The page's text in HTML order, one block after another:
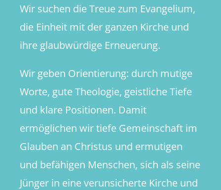
Wir suchen die Treue zum Evangelium,
die Einheit mit der ganzen Kirche und
ihre glaubwürdige Erneuerung.
Wir geben Orientierung: durch mutige
Worte, gute Theologie, geistliche Tiefe
und klare Positionen. Damit
ermöglichen wir tiefe Gemeinschaft im
Glauben an Christus und ermutigen
und befähigen Menschen, sich als seine
Jünger in eine verunsicherte Kirche und